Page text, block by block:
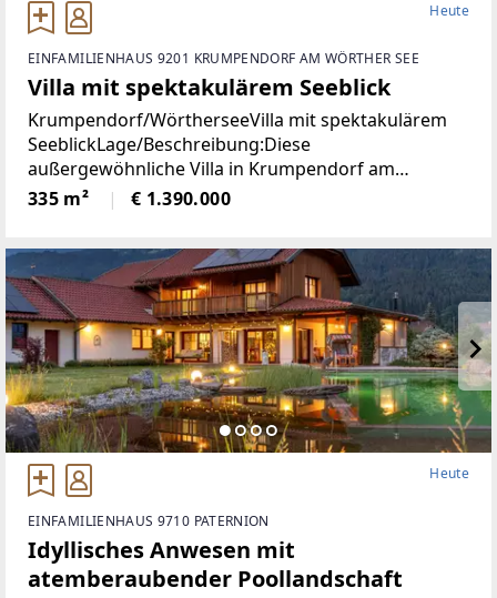
Heute
EINFAMILIENHAUS 9201 KRUMPENDORF AM WÖRTHER SEE
Villa mit spektakulärem Seeblick
Krumpendorf/WörtherseeVilla mit spektakulärem
SeeblickLage/Beschreibung:Diese
außergewöhnliche Villa in Krumpendorf am
Wörthersee vereint großzügiges Wohnen, exklusive
Ausstattung und eine unvergleichliche Aussicht in
335 m² € 1.390.000
Heute
EINFAMILIENHAUS 9710 PATERNION
Idyllisches Anwesen mit
atemberaubender Poollandschaft